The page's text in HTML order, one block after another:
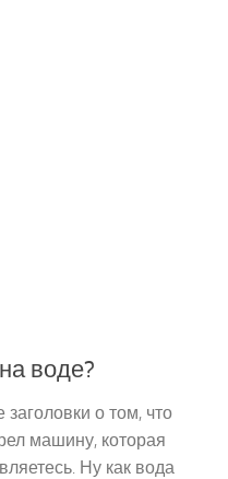
воде?
о том, что
машину, которая
Ну как вода